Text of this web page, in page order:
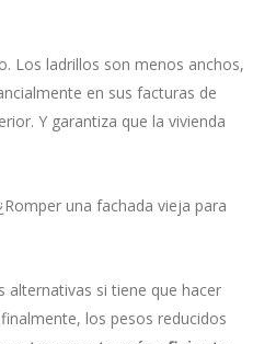
Los ladrillos son menos anchos,
en sus facturas de
Y garantiza que la vivienda
una fachada vieja para
alternativas si tiene que hacer
los pesos reducidos